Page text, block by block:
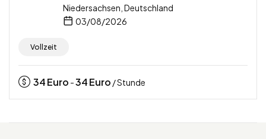
Niedersachsen, Deutschland
03/08/2026
Vollzeit
34Euro -34Euro / Stunde